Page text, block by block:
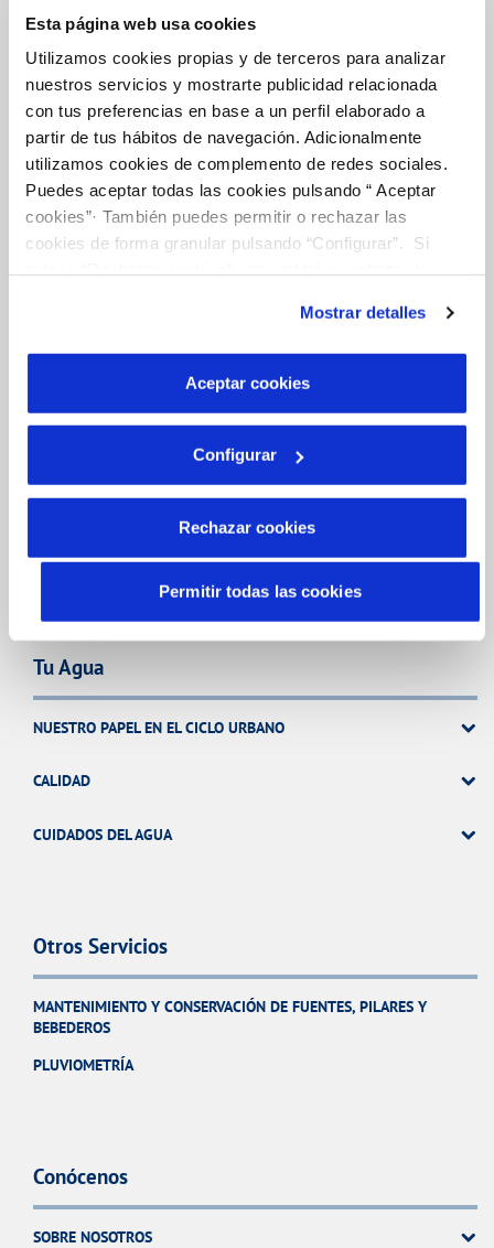
Esta página web usa cookies
Utilizamos cookies propias y de terceros para analizar
nuestros servicios y mostrarte publicidad relacionada
con tus preferencias en base a un perfil elaborado a
partir de tus hábitos de navegación. Adicionalmente
utilizamos cookies de complemento de redes sociales.
Puedes aceptar todas las cookies pulsando “ Aceptar
cookies”· También puedes permitir o rechazar las
cookies de forma granular pulsando “Configurar”. Si
son indispensables para que el sitio web funcione y que
por tanto no se pueden desactivar. Puedes consultar
más información en nuestraPolítica de Cookies
Mostrar detalles
Aceptar cookies
Configurar
Rechazar cookies
Permitir todas las cookies
CONTRATOS
MODIFICACIÓN DE DATOS
INCIDENCIAS
TODAS LAS GESTIONES
OTRAS GESTIONES
ATENCIÓN AL CLIENTE
COMPROMISO DE SERVICIO
Tu Agua
NUESTRO PAPEL EN EL CICLO URBANO
CALIDAD
CUIDADOS DEL AGUA
Otros Servicios
MANTENIMIENTO Y CONSERVACIÓN DE FUENTES, PILARES Y
BEBEDEROS
PLUVIOMETRÍA
Conócenos
SOBRE NOSOTROS